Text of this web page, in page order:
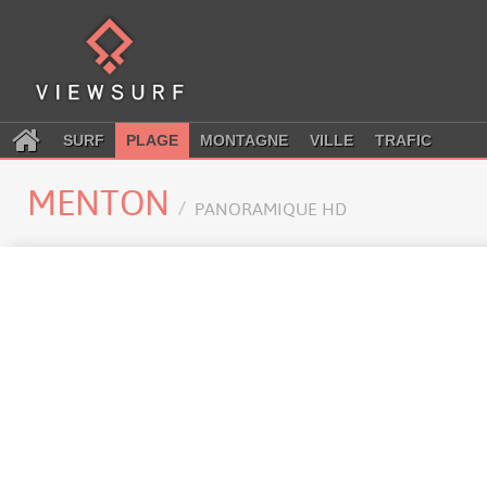
SURF PLAGE MONTAGNE VILLE TRAFIC
MENTON PANORAMIQUE HD